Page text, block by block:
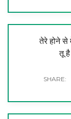
तेरे होने से
तू है